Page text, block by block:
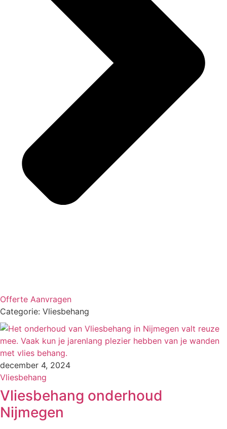
Offerte Aanvragen
Categorie: Vliesbehang
december 4, 2024
Vliesbehang
Vliesbehang onderhoud
Nijmegen